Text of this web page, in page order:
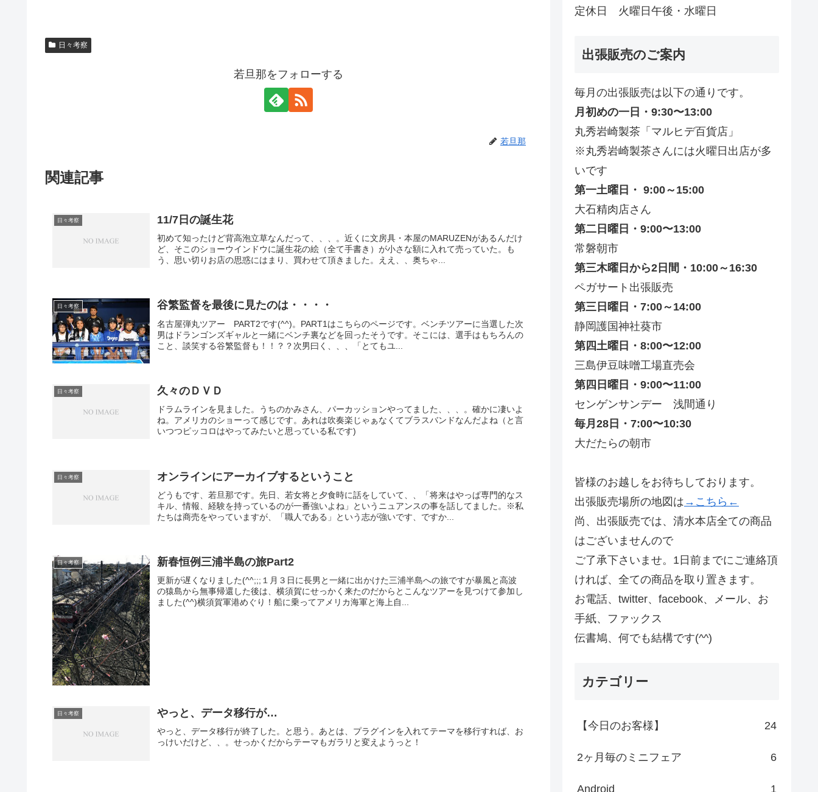
日々考察
若旦那をフォローする
若旦那
関連記事
日々考察 11/7日の誕生花
初めて知ったけど背高泡立草なんだって、、、。近くに文房具・本屋のMARUZENがあるんだけ
ど、そこのショーウインドウに誕生花の絵（全て手書き）が小さな額に入れて売っていた。も
う、思い切りお店の思惑にはまり、買わせて頂きました。ええ、、奥ちゃ...
日々考察 谷繁監督を最後に見たのは・・・・
名古屋弾丸ツアー PART2です(^^)。PART1はこちらのページです。ベンチツアーに当選した次
男はドランゴンズギャルと一緒にベンチ裏などを回ったそうです。そこには、選手はもちろんの
こと、談笑する谷繁監督も！！？？次男曰く、、、「とてもユ...
日々考察 久々のＤＶＤ
ドラムラインを見ました。うちのかみさん、パーカッションやってました、、、。確かに凄いよ
ね。アメリカのショーって感じです。あれは吹奏楽じゃぁなくてブラスバンドなんだよね（と言
いつつピッコロはやってみたいと思っている私です)
日々考察 オンラインにアーカイブするということ
どうもです、若旦那です。先日、若女将と夕食時に話をしていて、、「将来はやっぱ専門的なス
キル、情報、経験を持っているのが一番強いよね」というニュアンスの事を話してました。※私
たちは商売をやっていますが、「職人である」という志が強いです、ですか...
日々考察 新春恒例三浦半島の旅Part2
更新が遅くなりました(^^;;;１月３日に長男と一緒に出かけた三浦半島への旅ですが暴風と高波
の猿島から無事帰還した後は、横須賀にせっかく来たのだからとこんなツアーを見つけて参加し
ました(^^)横須賀軍港めぐり！船に乗ってアメリカ海軍と海上自...
日々考察 やっと、データ移行が…
やっと、データ移行が終了した。と思う。あとは、プラグインを入れてテーマを移行すれば、お
っけいだけど、、。せっかくだからテーマもガラリと変えようっと！
定休日 火曜日午後・水曜日
出張販売のご案内
毎月の出張販売は以下の通りです。
月初めの一日・9:30〜13:00
丸秀岩崎製茶「マルヒデ百貨店」
※丸秀岩崎製茶さんには火曜日出店が多
いです
第一土曜日・ 9:00～15:00
大石精肉店さん
第二日曜日・9:00〜13:00
常磐朝市
第三木曜日から2日間・10:00～16:30
ペガサート出張販売
第三日曜日・7:00～14:00
静岡護国神社葵市
第四土曜日・8:00〜12:00
三島伊豆味噌工場直売会
第四日曜日・9:00〜11:00
センゲンサンデー 浅間通り
毎月28日・7:00〜10:30
大だたらの朝市
皆様のお越しをお待ちしております。
出張販売場所の地図は →こちら←
尚、出張販売では、清水本店全ての商品
はございませんので
ご了承下さいませ。1日前までにご連絡頂
ければ、全ての商品を取り置きます。
お電話、twitter、facebook、メール、お
手紙、ファックス
伝書鳩、何でも結構です(^^)
カテゴリー
【今日のお客様】 24
2ヶ月毎のミニフェア 6
Android 1